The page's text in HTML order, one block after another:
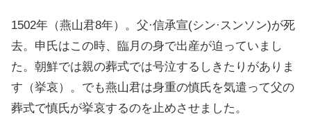
1502年（燕山君8年）。父·信承宣(シン·スンソン)が死
去。申氏はこの時、臨月の身で出産が迫っていまし
た。朝鮮では親の葬式では号泣するしきたりがありま
す（挙哀）。でも燕山君は身重の慎氏を気遣って父の
葬式で慎氏が挙哀するのを止めさせました。